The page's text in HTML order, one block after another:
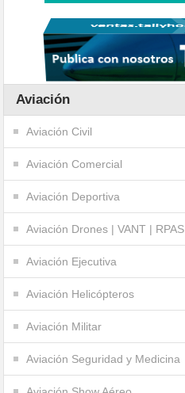
Aviación
Aviación Civil
Aviación Comercial
Aviación Deportiva
Aviación Drones | VANT | RPAS
Aviación Ejecutiva
Aviación Helicópteros
Aviación Militar
Aviación Seguridad y Medicina